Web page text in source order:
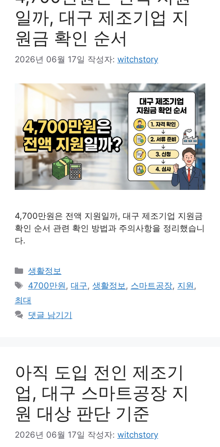
일까, 대구 제조기업 지
원금 확인 순서
2026년 06월 17일 작성자: witchstory
4,700만원은 전액 지원일까, 대구 제조기업 지원금
확인 순서 관련 확인 방법과 주의사항을 정리했습니
다.
카
테
리
생활정보
태
그
4700만원 ,대구,생활정보 , 스마트공장, 지원 ,
최대
댓글 남기기
아직 도입 전인 제조기
업, 대구 스마트공장 지
원 대상 판단 기준
2026년 06월 17일 작성자: witchstory